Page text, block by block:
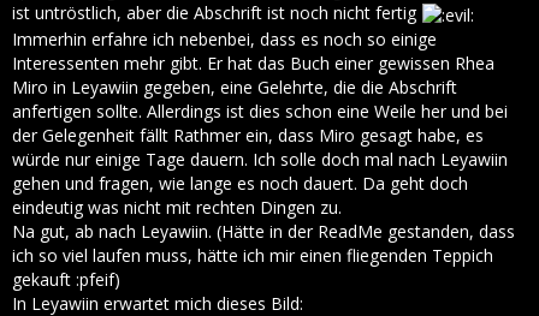
ist untröstlich, aber die Abschrift ist noch nicht fertig
Immerhin erfahre ich nebenbei, dass es noch so einige
Interessenten mehr gibt. Er hat das Buch einer gewissen Rhea
Miro in Leyawiin gegeben, eine Gelehrte, die die Abschrift
anfertigen sollte. Allerdings ist dies schon eine Weile her und bei
der Gelegenheit fällt Rathmer ein, dass Miro gesagt habe, es
würde nur einige Tage dauern. Ich solle doch mal nach Leyawiin
gehen und fragen, wie lange es noch dauert. Da geht doch
eindeutig was nicht mit rechten Dingen zu.
Na gut, ab nach Leyawiin. (Hätte in der ReadMe gestanden, dass
ich so viel laufen muss, hätte ich mir einen fliegenden Teppich
gekauft :pfeif)
In Leyawiin erwartet mich dieses Bild: